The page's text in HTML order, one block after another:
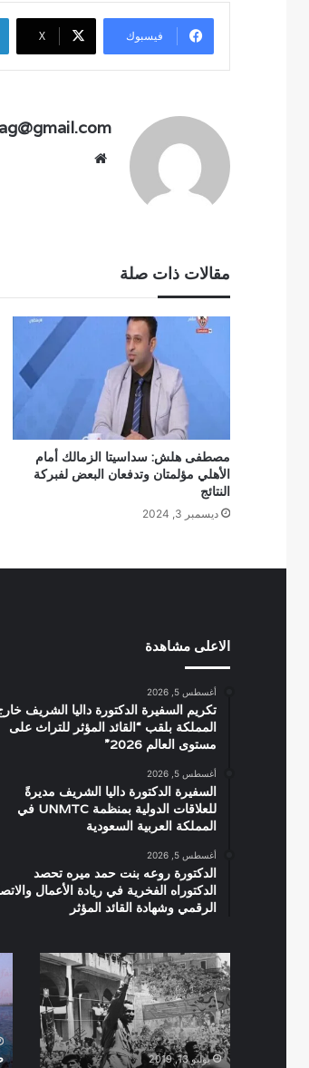
فيسبوك ‫X
مقالات ذات صلة
مصطفى هلش: سداسيتا الزمالك أمام
الأهلي مؤلمتان وتدفعان البعض لفبركة
النتائج
ديسمبر 3, 2024
الاعلى مشاهدة
أغسطس 5, 2026
تكريم السفيرة الدكتورة داليا الشريف
المملكة بلقب “القائد المؤثر للتراث على
مستوى العالم 2026”
أغسطس 5, 2026
السفيرة الدكتورة داليا الشريف مديرةً
للعلاقات الدولية بمنظمة UNMTC في
المملكة العربية السعودية
أغسطس 5, 2026
الدكتورة روعه بنت حمد ميره تحصد
الدكتوراه الفخرية في ريادة الأعمال
الرقمي وشهادة القائد المؤثر
عبدالناصر
,
بورسعيد
1956
يوليو 13, 2019